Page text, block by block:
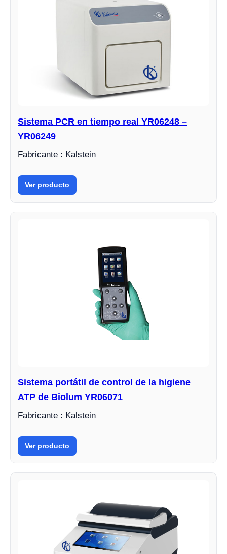
Sistema PCR en tiempo real YR06248 –
YR06249
Fabricante : Kalstein
Ver producto
Sistema portátil de control de la higiene
ATP de Biolum YR06071
Fabricante : Kalstein
Ver producto